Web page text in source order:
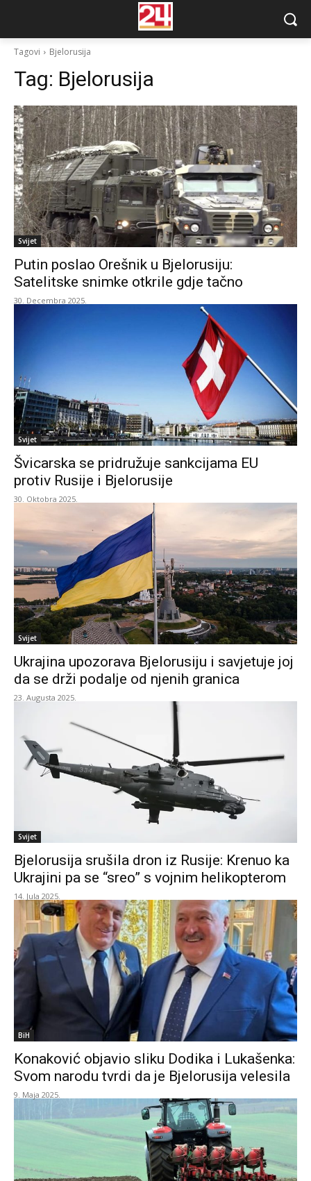
Tagovi Bjelorusija
Tag: Bjelorusija
Svijet
Putin poslao Orešnik u Bjelorusiju:
Satelitske snimke otkrile gdje tačno
30. Decembra 2025.
Svijet
Švicarska se pridružuje sankcijama EU
protiv Rusije i Bjelorusije
30. Oktobra 2025.
Svijet
Ukrajina upozorava Bjelorusiju i savjetuje joj
da se drži podalje od njenih granica
23. Augusta 2025.
Svijet
Bjelorusija srušila dron iz Rusije: Krenuo ka
Ukrajini pa se “sreo” s vojnim helikopterom
14. Jula 2025.
BiH
Konaković objavio sliku Dodika i Lukašenka:
Svom narodu tvrdi da je Bjelorusija velesila
9. Maja 2025.